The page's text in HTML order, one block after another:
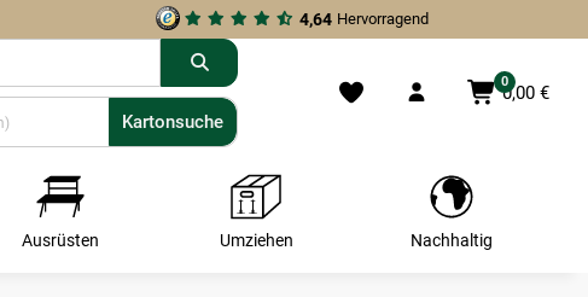
4,64 Hervorragend
0
0,00 €
Kartonsuche
Kartonsuche
Ausrüsten Umziehen Nachhaltig